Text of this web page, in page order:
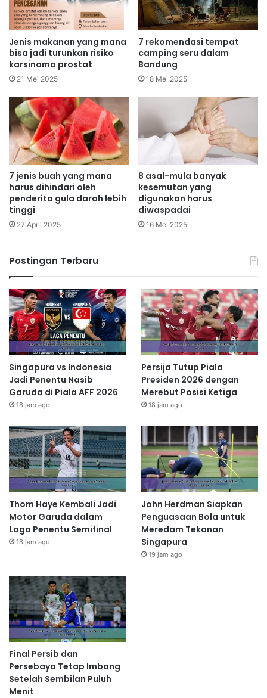
Jenis makanan yang mana
bisa jadi turunkan risiko
karsinoma prostat
21 Mei 2025
7 rekomendasi tempat
camping seru dalam
Bandung
18 Mei 2025
7 jenis buah yang mana
harus dihindari oleh
penderita gula darah lebih
tinggi
27 April 2025
8 asal-mula banyak
kesemutan yang
digunakan harus
diwaspadai
16 Mei 2025
Postingan Terbaru
Singapura vs Indonesia
Jadi Penentu Nasib
Garuda di Piala AFF 2026
18 jam ago
Persija Tutup Piala
Presiden 2026 dengan
Merebut Posisi Ketiga
18 jam ago
Thom Haye Kembali Jadi
Motor Garuda dalam
Laga Penentu Semifinal
18 jam ago
John Herdman Siapkan
Penguasaan Bola untuk
Meredam Tekanan
Singapura
19 jam ago
Final Persib dan
Persebaya Tetap Imbang
Setelah Sembilan Puluh
Menit